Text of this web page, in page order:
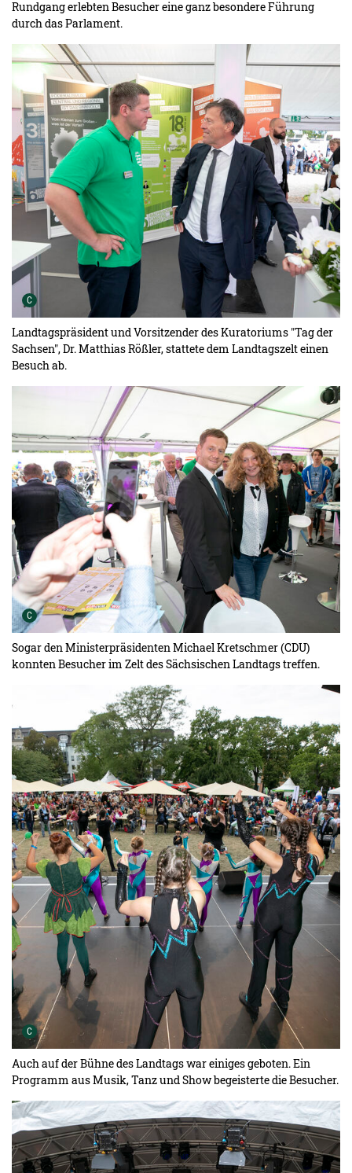
Rundgang erlebten Besucher eine ganz besondere Führung
durch das Parlament.
C Urheber der Grafik:
Landtagspräsident und Vorsitzender des Kuratoriums "Tag der
Sachsen", Dr. Matthias Rößler, stattete dem Landtagszelt einen
Besuch ab.
C Urheber der Grafik:
Sogar den Ministerpräsidenten Michael Kretschmer (CDU)
konnten Besucher im Zelt des Sächsischen Landtags treffen.
C Urheber der Grafik:
Auch auf der Bühne des Landtags war einiges geboten. Ein
Programm aus Musik, Tanz und Show begeisterte die Besucher.